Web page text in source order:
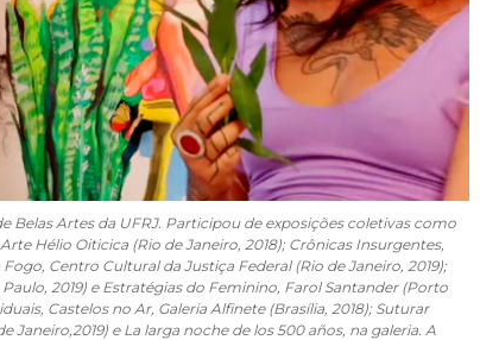
Belas Artes da UFRJ. Participou de exposições coletivas como
Hélio Oiticica (Rio de Janeiro, 2018); Crônicas Insurgentes,
Centro Cultural da Justiça Federal (Rio de Janeiro, 2019);
2019) e Estratégias do Feminino, Farol Santander (Porto
Castelos no Ar, Galeria Alfinete (Brasília, 2018); Suturar
e La larga noche de los 500 años, na galeria. A